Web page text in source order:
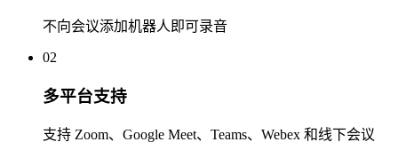
不向会议添加机器人即可录音
02
多平台支持
支持 Zoom、Google Meet、Teams、Webex 和线下会议